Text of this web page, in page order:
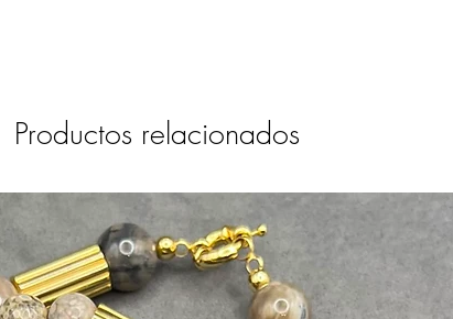
Productos relacionados